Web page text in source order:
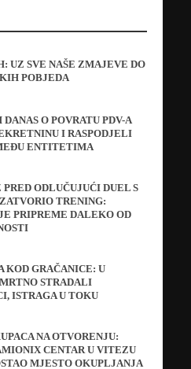
UZ SVE NAŠE ZMAJEVE DO
POBJEDA
O POVRATU PDV-A
I RASPODJELI
ENTITETIMA
ODLUČUJUĆI DUEL S
TRENING:
PRIPREME DALEKO OD
KOD GRAČANICE: U
STRADALI
ISTRAGA U TOKU
NA OTVORENJU:
CENTAR U VITEZU
MJESTO OKUPLJANJA